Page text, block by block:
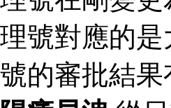
理號對應的
號的審批結